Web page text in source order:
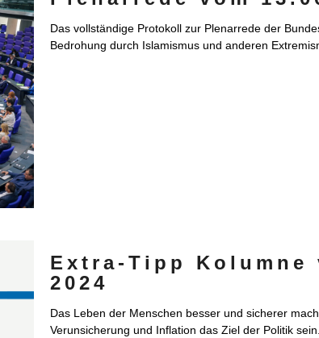
Das vollständige Protokoll zur Plenarrede der
Bedrohung durch Islamismus und anderen
Extra-Tipp Kolumne
2024
Das Leben der Menschen besser und sicherer
Verunsicherung und Inflation das Ziel der Politik